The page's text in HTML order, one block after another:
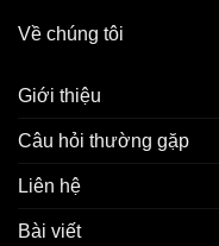
Về chúng tôi
Giới thiệu
Câu hỏi thường gặp
Liên hệ
Bài viết